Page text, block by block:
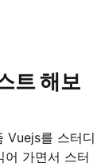
트 해보